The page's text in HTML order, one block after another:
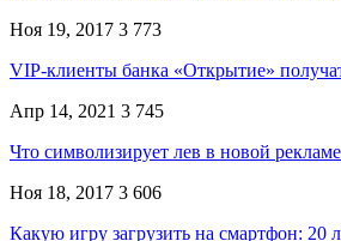
Ноя 19, 2017 3 773
VIP-клиенты банка «Открытие»
Апр 14, 2021 3 745
Что символизирует лев в новой
Ноя 18, 2017 3 606
Какую игру загрузить на смартфон: